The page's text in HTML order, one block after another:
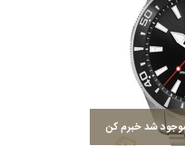
شد خبرم کن